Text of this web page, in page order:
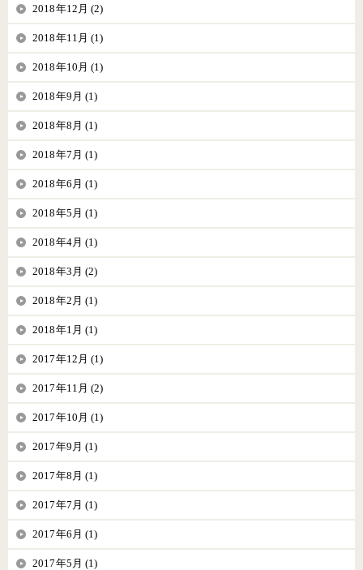
2018年12月 (2)
2018年11月 (1)
2018年10月 (1)
2018年9月 (1)
2018年8月 (1)
2018年7月 (1)
2018年6月 (1)
2018年5月 (1)
2018年4月 (1)
2018年3月 (2)
2018年2月 (1)
2018年1月 (1)
2017年12月 (1)
2017年11月 (2)
2017年10月 (1)
2017年9月 (1)
2017年8月 (1)
2017年7月 (1)
2017年6月 (1)
2017年5月 (1)